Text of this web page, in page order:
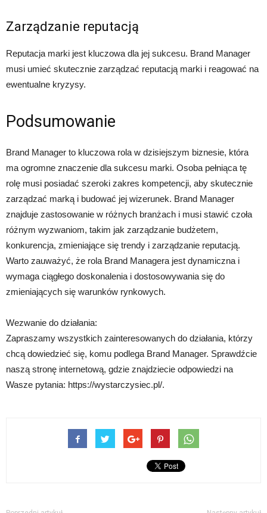
Zarządzanie reputacją
Reputacja marki jest kluczowa dla jej sukcesu. Brand Manager
musi umieć skutecznie zarządzać reputacją marki i reagować na
ewentualne kryzysy.
Podsumowanie
Brand Manager to kluczowa rola w dzisiejszym biznesie, która
ma ogromne znaczenie dla sukcesu marki. Osoba pełniąca tę
rolę musi posiadać szeroki zakres kompetencji, aby skutecznie
zarządzać marką i budować jej wizerunek. Brand Manager
znajduje zastosowanie w różnych branżach i musi stawić czoła
różnym wyzwaniom, takim jak zarządzanie budżetem,
konkurencja, zmieniające się trendy i zarządzanie reputacją.
Warto zauważyć, że rola Brand Managera jest dynamiczna i
wymaga ciągłego doskonalenia i dostosowywania się do
zmieniających się warunków rynkowych.
Wezwanie do działania:
Zapraszamy wszystkich zainteresowanych do działania, którzy
chcą dowiedzieć się, komu podlega Brand Manager. Sprawdźcie
naszą stronę internetową, gdzie znajdziecie odpowiedzi na
Wasze pytania: https://wystarczysiec.pl/.